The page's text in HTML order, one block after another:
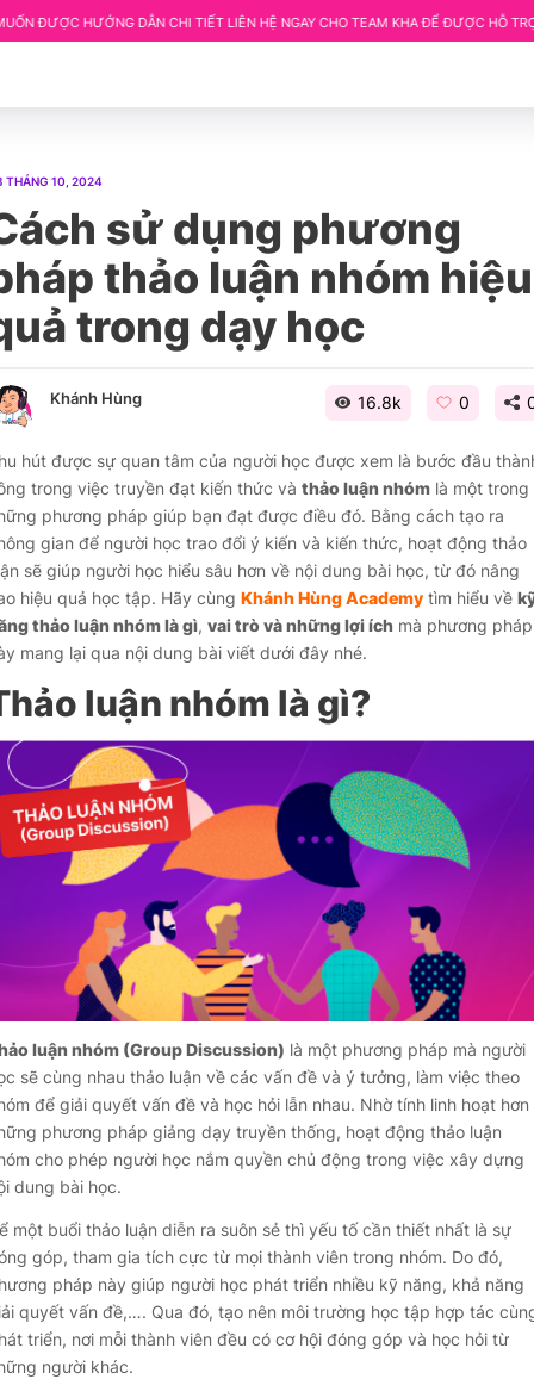
DẪN CHI TIẾT LIÊN HỆ NGAY CHO TEAM KHA ĐỂ ĐƯỢC HỖ TRỢ. CHỦ ĐỀ:
THÁNG 10, 2024
sử dụng phương
thảo luận nhóm hiệu
trong dạy học
Khánh Hùng 16.8k 0
hút được sự quan tâm của người học được xem là bước đầu
trong việc truyền đạt kiến thức và thảo luận nhómlà một trong
phương pháp giúp bạn đạt được điều đó. Bằng cách tạo ra
gian để người học trao đổi ý kiến và kiến thức, hoạt động thảo
sẽ giúp người học hiểu sâu hơn về nội dung bài học, từ đó nâng
hiệu quả học tập. Hãy cùng Khánh Hùng Academytìm hiểu về
thảo luận nhóm là gì, vai trò và những lợi íchmà phương pháp
mang lại qua nội dung bài viết dưới đây nhé.
luận nhóm là gì?
luận nhóm (Group Discussion) là một phương pháp mà người
sẽ cùng nhau thảo luận về các vấn đề và ý tưởng, làm việc theo
để giải quyết vấn đề và học hỏi lẫn nhau. Nhờ tính linh hoạt hơn
phương pháp giảng dạy truyền thống, hoạt động thảo luận
cho phép người học nắm quyền chủ động trong việc xây dựng
dung bài học.
một buổi thảo luận diễn ra suôn sẻ thì yếu tố cần thiết nhất là sự
góp, tham gia tích cực từ mọi thành viên trong nhóm. Do đó,
pháp này giúp người học phát triển nhiều kỹ năng, khả năng
quyết vấn đề,…. Qua đó, tạo nên môi trường học tập hợp tác
triển, nơi mỗi thành viên đều có cơ hội đóng góp và học hỏi từ
người khác.